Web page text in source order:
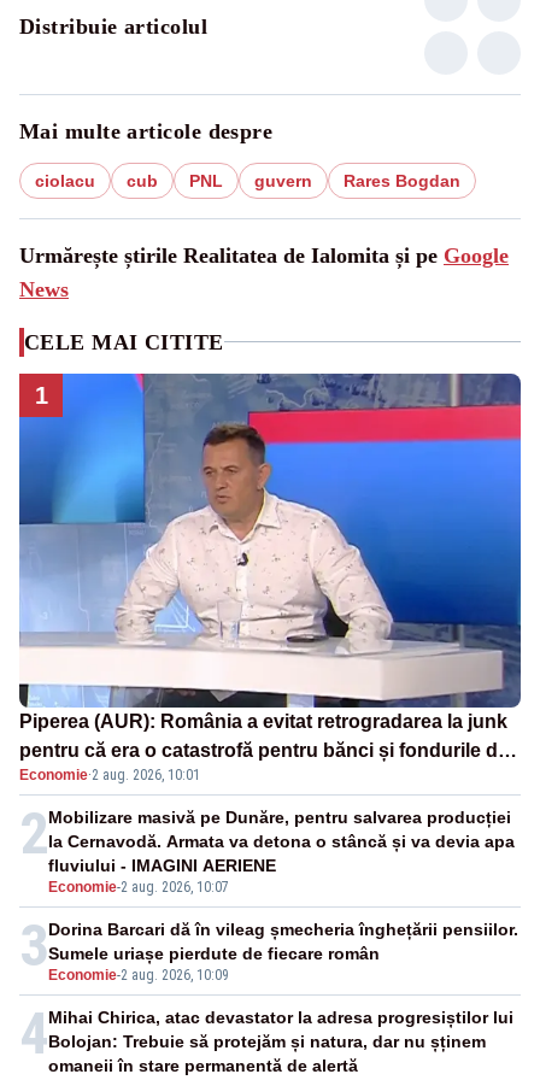
Distribuie articolul
Mai multe articole despre
ciolacu cub PNL guvern Rares Bogdan
Urmărește știrile Realitatea de Ialomita și pe Google
News
CELE MAI CITITE
1
Piperea (AUR): România a evitat retrogradarea la junk
pentru că era o catastrofă pentru bănci și fondurile de
pensii
Economie·2 aug. 2026, 10:01
2
Economie-2 aug. 2026, 10:07
Mobilizare masivă pe Dunăre, pentru salvarea producției
la Cernavodă. Armata va detona o stâncă și va devia apa
fluviului - IMAGINI AERIENE
3 Economie-2 aug. 2026, 10:09
Dorina Barcari dă în vileag șmecheria înghețării pensiilor.
Sumele uriașe pierdute de fiecare român
4Mihai Chirica, atac devastator la adresa progresiștilor lui
Bolojan: Trebuie să protejăm și natura, dar nu șținem
omaneii în stare permanentă de alertă